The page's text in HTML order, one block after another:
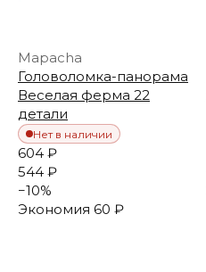
Mapacha
Головоломка-панорама
Веселая ферма 22
детали
Нет в наличии
604 ₽
544 ₽
−10%
Экономия 60 ₽